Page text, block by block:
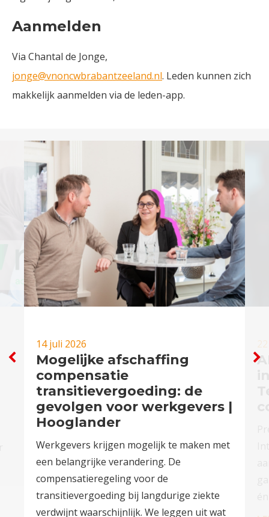
Aanmelden
Via Chantal de Jonge,
jonge@vnoncwbrabantzeeland.nl. Leden kunnen zich
makkelijk aanmelden via de leden-app.
14 juli 2026
Mogelijke afschaffing
compensatie
transitievergoeding: de
gevolgen voor werkgevers |
Hooglander
Werkgevers krijgen mogelijk te maken met
een belangrijke verandering. De
compensatieregeling voor de
transitievergoeding bij langdurige ziekte
verdwijnt waarschijnlijk. We leggen uit wat